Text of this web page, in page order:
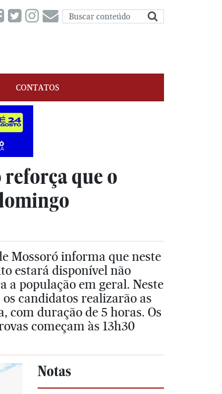
CONTATOS
reforça que o
Mossoró informa que neste
estará disponível não
a população em geral. Neste
candidatos realizarão as
com duração de 5 horas. Os
começam às 13h30
Notas